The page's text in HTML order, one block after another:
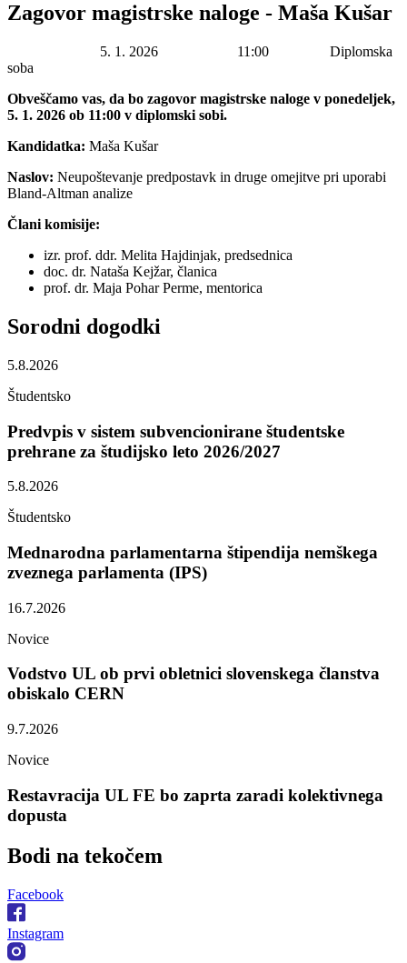
Zagovor magistrske naloge - Maša Kušar
5. 1. 2026 11:00
Diplomska
soba
Obveščamo vas, da bo zagovor magistrske naloge v ponedeljek,
5. 1. 2026 ob 11:00 v diplomski sobi.
Kandidatka: Maša Kušar
Naslov: Neupoštevanje predpostavk in druge omejitve pri uporabi
Bland-Altman analize
Člani komisije:
izr. prof. ddr. Melita Hajdinjak, predsednica
doc. dr. Nataša Kejžar, članica
prof. dr. Maja Pohar Perme, mentorica
Sorodni dogodki
5.8.2026
Študentsko
Predvpis v sistem subvencionirane študentske
prehrane za študijsko leto 2026/2027
5.8.2026
Študentsko
Mednarodna parlamentarna štipendija nemškega
zveznega parlamenta (IPS)
16.7.2026
Novice
Vodstvo UL ob prvi obletnici slovenskega članstva
obiskalo CERN
9.7.2026
Novice
Restavracija UL FE bo zaprta zaradi kolektivnega
dopusta
Bodi na tekočem
Facebook
Instagram